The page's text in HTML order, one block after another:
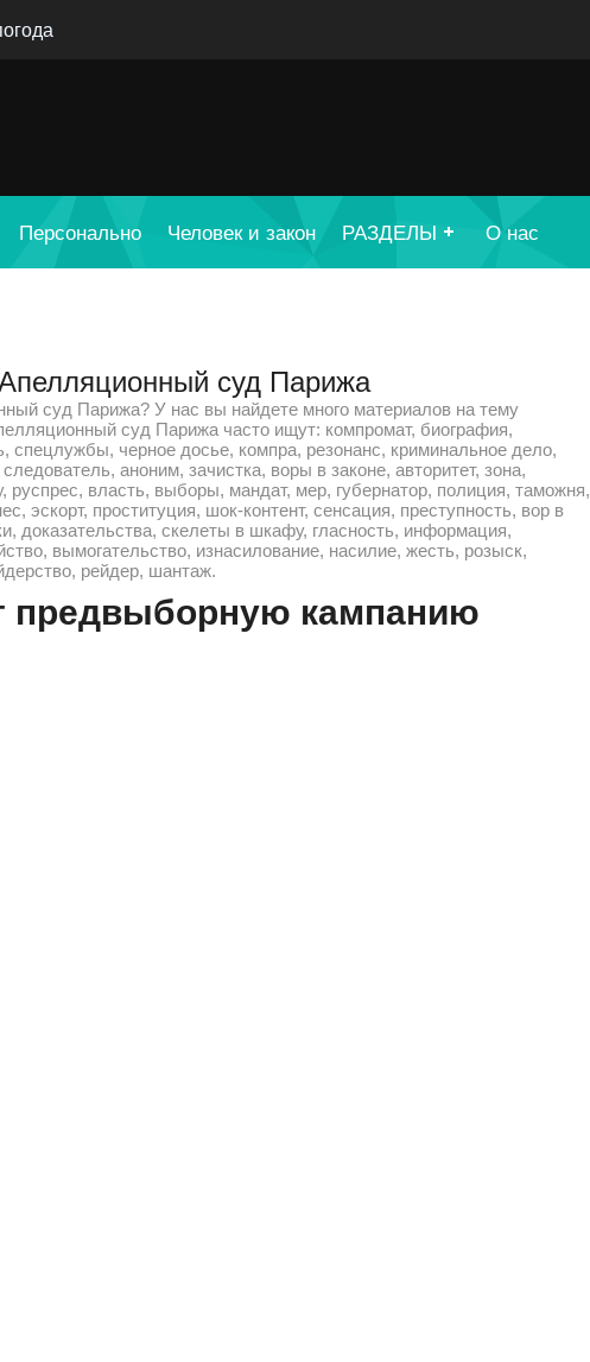
Персонально Человек и закон РАЗДЕЛЫ О нас
суд Парижа
суд Парижа? У нас вы найдете много материалов на тему
суд Парижа часто ищут: компромат, биография,
спецлужбы, черное досье, компра, резонанс, криминальное дело,
аноним, зачистка, воры в законе, авторитет, зона,
руспрес, власть, выборы, мандат, мер, губернатор, полиция, таможня,
эскорт, проституция, шок-контент, сенсация, преступность, вор в
доказательства, скелеты в шкафу, гласность, информация,
вымогательство, изнасилование, насилие, жесть, розыск,
рейдер, шантаж.
предвыборную кампанию